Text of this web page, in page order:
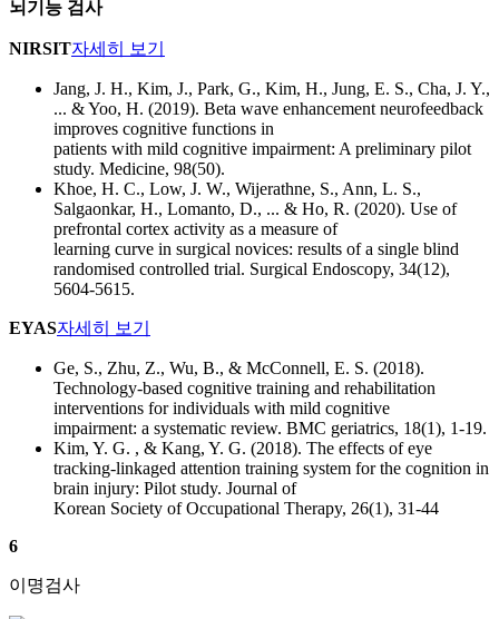
뇌기능 검사
NIRSIT자세히 보기
Jang, J. H., Kim, J., Park, G., Kim, H., Jung, E. S., Cha, J. Y.,
... & Yoo, H. (2019). Beta wave enhancement neurofeedback
improves cognitive functions in
patients with mild cognitive impairment: A preliminary pilot
study. Medicine, 98(50).
Khoe, H. C., Low, J. W., Wijerathne, S., Ann, L. S.,
Salgaonkar, H., Lomanto, D., ... & Ho, R. (2020). Use of
prefrontal cortex activity as a measure of
learning curve in surgical novices: results of a single blind
randomised controlled trial. Surgical Endoscopy, 34(12),
5604-5615.
EYAS자세히 보기
Ge, S., Zhu, Z., Wu, B., & McConnell, E. S. (2018).
Technology-based cognitive training and rehabilitation
interventions for individuals with mild cognitive
impairment: a systematic review. BMC geriatrics, 18(1), 1-19.
Kim, Y. G. , & Kang, Y. G. (2018). The effects of eye
tracking-linkaged attention training system for the cognition in
brain injury: Pilot study. Journal of
Korean Society of Occupational Therapy, 26(1), 31-44
6
이명검사